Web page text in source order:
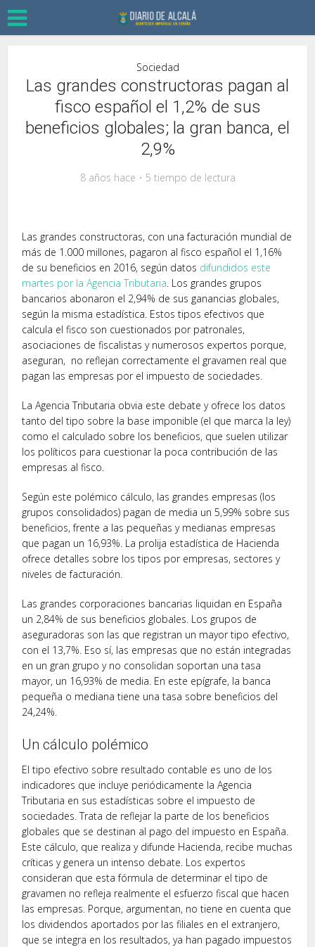
Sociedad
Las grandes constructoras pagan al
fisco español el 1,2% de sus
beneficios globales; la gran banca, el
2,9%
8 años hace 5 tiempo de lectura
Las grandes constructoras, con una facturación mundial de
más de 1.000 millones, pagaron al fisco español el 1,16%
de su beneficios en 2016, según datos difundidos este
martes por la Agencia Tributaria. Los grandes grupos
bancarios abonaron el 2,94% de sus ganancias globales,
según la misma estadística. Estos tipos efectivos que
calcula el fisco son cuestionados por patronales,
asociaciones de fiscalistas y numerosos expertos porque,
aseguran, no reflejan correctamente el gravamen real que
pagan las empresas por el impuesto de sociedades.
La Agencia Tributaria obvia este debate y ofrece los datos
tanto del tipo sobre la base imponible (el que marca la ley)
como el calculado sobre los beneficios, que suelen utilizar
los políticos para cuestionar la poca contribución de las
empresas al fisco.
Según este polémico cálculo, las grandes empresas (los
grupos consolidados) pagan de media un 5,99% sobre sus
beneficios, frente a las pequeñas y medianas empresas
que pagan un 16,93%. La prolija estadística de Hacienda
ofrece detalles sobre los tipos por empresas, sectores y
niveles de facturación.
Las grandes corporaciones bancarias liquidan en España
un 2,84% de sus beneficios globales. Los grupos de
aseguradoras son las que registran un mayor tipo efectivo,
con el 13,7%. Eso sí, las empresas que no están integradas
en un gran grupo y no consolidan soportan una tasa
mayor, un 16,93% de media. En este epígrafe, la banca
pequeña o mediana tiene una tasa sobre beneficios del
24,24%.
Un cálculo polémico
El tipo efectivo sobre resultado contable es uno de los
indicadores que incluye periódicamente la Agencia
Tributaria en sus estadísticas sobre el impuesto de
sociedades. Trata de reflejar la parte de los beneficios
globales que se destinan al pago del impuesto en España.
Este cálculo, que realiza y difunde Hacienda, recibe muchas
críticas y genera un intenso debate. Los expertos
consideran que esta fórmula de determinar el tipo de
gravamen no refleja realmente el esfuerzo fiscal que hacen
las empresas. Porque, argumentan, no tiene en cuenta que
los dividendos aportados por las filiales en el extranjero,
que se integra en los resultados, ya han pagado impuestos